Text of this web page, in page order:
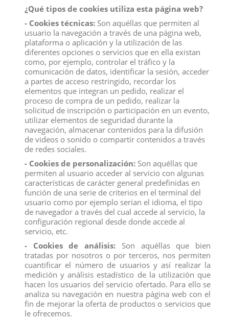
Descripción
Detalles del producto
Reviews(0)
Preferirías no acercarte demasiado al Shadow Bat, porque
parece bastante amenazador con su pelaje negro y peludo
y las membranas oscuras de sus alas.Él también lo sabe,
por eso le gusta dar vueltas cerca de tu cabeza.Sus largos
colmillos también dan bastante miedo, sobresaliendo de su
enorme hocico como los dientes de un
vampiro.¡Esperemos que no pique!
El Shadow Bat de ELDRADOR® es una criatura de la
oscuridad.Todo su cuerpo está perfectamente preparado
para hacer nada bueno en la oscuridad.Sus orejas de gran
tamaño captan cada sonido.Los atacantes no tienen
ninguna posibilidad de pasar desapercibidos.
este murciélago ya está preparado para cualquier huésped
no invitado.Clava sus garras en el suelo y extiende sus
alas.Si el enemigo se acerca, se eleva en el aire y rodea al
atacante, descendiendo en picado para mostrar sus
afilados dientes de vampiro.¿Acabará mal la cosa para los
visitantes?
¿Qué tipos de cookies utiliza esta página web?
- Cookies técnicas: Son aquéllas que permiten al
usuario la navegación a través de una página web,
plataforma o aplicación y la utilización de las
diferentes opciones o servicios que en ella existan
como, por ejemplo, controlar el tráfico y la
comunicación de datos, identificar la sesión, acceder
a partes de acceso restringido, recordar los
elementos que integran un pedido, realizar el
proceso de compra de un pedido, realizar la
solicitud de inscripción o participación en un evento,
utilizar elementos de seguridad durante la
navegación, almacenar contenidos para la difusión
de videos o sonido o compartir contenidos a través
de redes sociales.
- Cookies de personalización: Son aquéllas que
permiten al usuario acceder al servicio con algunas
características de carácter general predefinidas en
función de una serie de criterios en el terminal del
usuario como por ejemplo serian el idioma, el tipo
de navegador a través del cual accede al servicio, la
configuración regional desde donde accede al
servicio, etc.
- Cookies de análisis: Son aquéllas que bien
tratadas por nosotros o por terceros, nos permiten
cuantificar el número de usuarios y así realizar la
medición y análisis estadístico de la utilización que
hacen los usuarios del servicio ofertado. Para ello se
analiza su navegación en nuestra página web con el
fin de mejorar la oferta de productos o servicios que
le ofrecemos.